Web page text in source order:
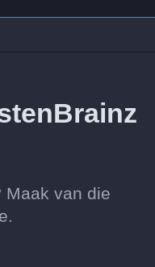
Maak van die